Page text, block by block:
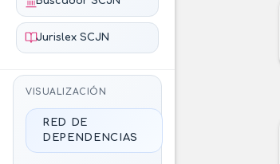
Jurislex SCJN
VISUALIZACIÓN
RED DE
DEPENDENCIAS